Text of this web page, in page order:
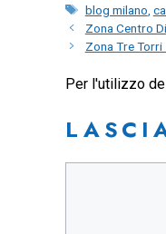
Tag
blog milano
Zona Centro
Zona Tre
Per l'utilizzo